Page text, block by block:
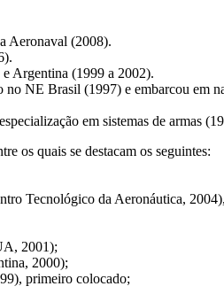
Aeronaval (2008).
Argentina (1999 a 2002).
NE Brasil (1997) e embarcou em
em sistemas de armas
os quais se destacam os seguintes:
Tecnológico da Aeronáutica,
2001);
2000);
primeiro colocado;